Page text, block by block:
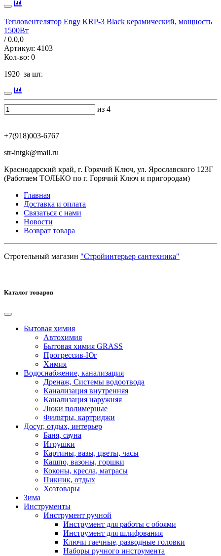
Тепловентелятор Engy KRP-3 Black керамический, мощность
1500Вт
/ 0.0,0
Артикул: 4103
Кол-во: 0
1920 за шт.
из 4
+7(918)003-6767
str-intgk@mail.ru
Краснодарский край, г. Горячий Ключ, ул. Ярославского 123Г
(Работаем ТОЛЬКО по г. Горячий Ключ и пригородам)
Главная
Доставка и оплата
Связаться с нами
Новости
Возврат товара
Стротельный магазин "Стройинтерьер сантехника"
Каталог товаров
Бытовая химия
Автохимия
Бытовая химия GRASS
Прогрессив-Юг
Химия
Водоснабжение, канализация
Дренаж, Системы водоотвода
Канализация внутренняя
Канализация наружняя
Люки полимерные
Фильтры, картриджи
Досуг, отдых, интерьер
Баня, сауна
Игрушки
Картины, вазы, цветы, часы
Кашпо, вазоны, горшки
Коконы, кресла, матрасы
Пикник, отдых
Хозтовары
Зима
Инструменты
Инструмент ручной
Инструмент для работы с обоями
Инструмент для шлифования
Ключи гаечные, разводные головки
Наборы ручного инструмента